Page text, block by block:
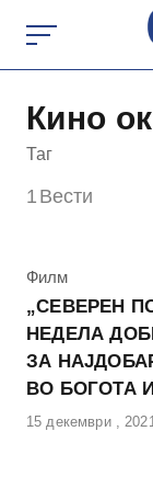
content
Кино
Таг
1 Вести
КАтегорија
Филм
„СЕВЕРЕН
НЕДЕЛА
ЗА
ВО БОГОТА
Објавено
15 декември ,